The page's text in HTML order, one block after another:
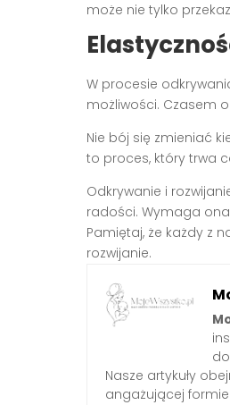
może nie tylko
W procesie
możliwości. Czasem
Nie bój się zmieniać
to proces, który trwa
Odkrywanie i
radości. Wymaga
Pamiętaj, że każdy z
rozwijanie.
Nasze artykuły
angażującej formie.